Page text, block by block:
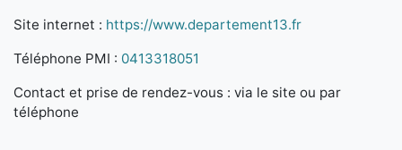
Site internet : https://www.departement13.fr
Téléphone PMI : 0413318051
Contact et prise de rendez-vous : via le site ou par
téléphone